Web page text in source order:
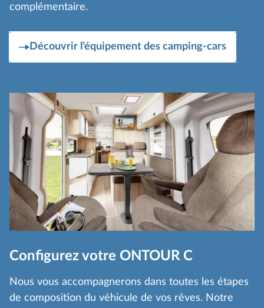
complémentaire.
Découvrir l’équipement des camping-cars
Configurez votre ONTOUR C
Nous vous accompagnerons dans toutes les étapes
de composition du véhicule de vos rêves. Notre